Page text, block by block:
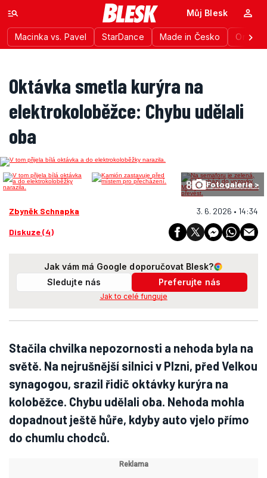
Macinka vs. Pavel StarDance Made in Česko
Můj Blesk
Oktávka smetla kurýra na
elektrokoloběžce: Chybu udělali
oba
8 Fotogalerie >
Zbyněk Schnapka 3. 6. 2026 • 14:34
Diskuze (4)
Jak vám má Google doporučovat Blesk?
Sledujte nás
Preferujte nás
Jak to celé funguje
Stačila chvilka nepozornosti a nehoda byla na
světě. Na nejrušnější silnici v Plzni, před Velkou
synagogou, srazil řidič oktávky kurýra na
koloběžce. Chybu udělali oba. Nehoda mohla
dopadnout ještě hůře, kdyby auto vjelo přímo
do chumlu chodců.